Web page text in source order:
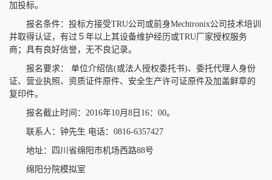
加投标。
报名条件：投标方接受TRU公司或前身Mechtronix公司技术培训
并取得认证，有过５年以上其设备维护经历或TRU厂家授权服务
商；具有良好信誉，无不良记录。
报名要求： 单位介绍信(或法人授权委托书)、委托代理人身份
证、营业执照、资质证件原件、安全生产许可证原件及加盖鲜章的
复印件。
报名截止时间：2016年10月8日16：00。
联系人：钟先生 电话：0816-6357427
地址：四川省绵阳市机场西路88号
绵阳分院模拟室